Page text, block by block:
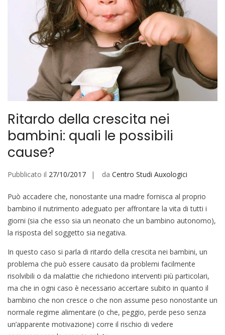
Ritardo della crescita nei
bambini: quali le possibili
cause?
Pubblicato il 27/10/2017 da Centro Studi Auxologici
Può accadere che, nonostante una madre fornisca al proprio
bambino il nutrimento adeguato per affrontare la vita di tutti i
giorni (sia che esso sia un neonato che un bambino autonomo),
la risposta del soggetto sia negativa.
In questo caso si parla di ritardo della crescita nei bambini, un
problema che può essere causato da problemi facilmente
risolvibili o da malattie che richiedono interventi più particolari,
ma che in ogni caso è necessario accertare subito in quanto il
bambino che non cresce o che non assume peso nonostante un
normale regime alimentare (o che, peggio, perde peso senza
un’apparente motivazione) corre il rischio di vedere